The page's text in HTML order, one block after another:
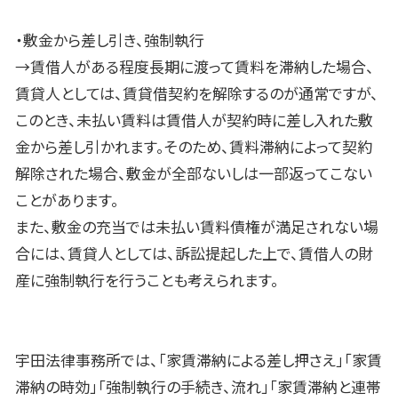
・敷金から差し引き、強制執行
→賃借人がある程度長期に渡って賃料を滞納した場合、
賃貸人としては、賃貸借契約を解除するのが通常ですが、
このとき、未払い賃料は賃借人が契約時に差し入れた敷
金から差し引かれます。そのため、賃料滞納によって契約
解除された場合、敷金が全部ないしは一部返ってこない
ことがあります。
また、敷金の充当では未払い賃料債権が満足されない場
合には、賃貸人としては、訴訟提起した上で、賃借人の財
産に強制執行を行うことも考えられます。
宇田法律事務所では、「家賃滞納による差し押さえ」「家賃
滞納の時効」「強制執行の手続き、流れ」「家賃滞納と連帯